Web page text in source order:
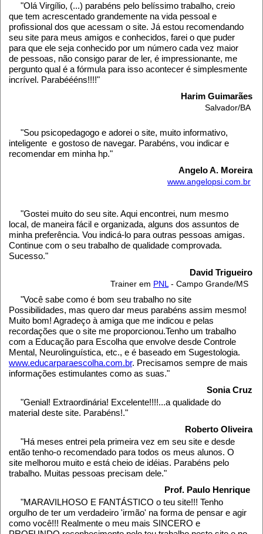
"Olá Virgílio, (...) parabéns pelo belíssimo trabalho, creio
que tem acrescentado grandemente na vida pessoal e
profissional dos que acessam o site. Já estou recomendando
seu site para meus amigos e conhecidos, farei o que puder
para que ele seja conhecido por um número cada vez maior
de pessoas, não consigo parar de ler, é impressionante, me
pergunto qual é a fórmula para isso acontecer é simplesmente
incrível. Parabéééns!!!!"
Harim Guimarães
Salvador/BA
"Sou psicopedagogo e adorei o site, muito informativo,
inteligente e gostoso de navegar. Parabéns, vou indicar e
recomendar em minha hp."
Angelo A. Moreira
www.angelopsi.com.br
"Gostei muito do seu site. Aqui encontrei, num mesmo
local, de maneira fácil e organizada, alguns dos assuntos de
minha preferência. Vou indicá-lo para outras pessoas amigas.
Continue com o seu trabalho de qualidade comprovada.
Sucesso."
David Trigueiro
Trainer em PNL - Campo Grande/MS
"Você sabe como é bom seu trabalho no site
Possibilidades, mas quero dar meus parabéns assim mesmo!
Muito bom! Agradeço à amiga que me indicou e pelas
recordações que o site me proporcionou.Tenho um trabalho
com a Educação para Escolha que envolve desde Controle
Mental, Neurolinguística, etc., e é baseado em Sugestologia.
www.educarparaescolha.com.br. Precisamos sempre de mais
informações estimulantes como as suas."
Sonia Cruz
"Genial! Extraordinária! Excelente!!!!...a qualidade do
material deste site. Parabéns!."
Roberto Oliveira
"Há meses entrei pela primeira vez em seu site e desde
então tenho-o recomendado para todos os meus alunos. O
site melhorou muito e está cheio de idéias. Parabéns pelo
trabalho. Muitas pessoas precisam dele."
Prof. Paulo Henrique
"MARAVILHOSO E FANTÁSTICO o teu site!!! Tenho
orgulho de ter um verdadeiro 'irmão' na forma de pensar e agir
como você!!! Realmente o meu mais SINCERO e